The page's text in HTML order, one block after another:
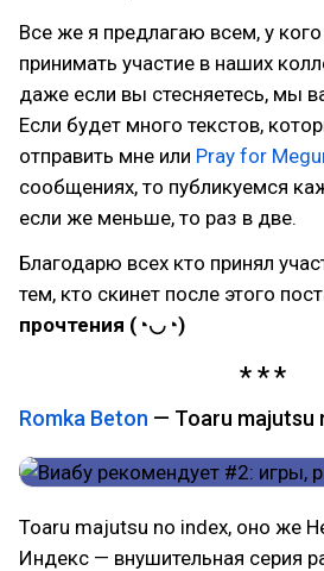
Все же я предлагаю всем, у
принимать участие в наших
даже если вы стесняетесь, мы
Если будет много текстов,
отправить мне или Pray for
сообщениях, то публикуемся
если же меньше, то раз в две.
Благодарю всех кто принял
тем, кто скинет после этого
прочтения (◔◡◔)
Romka Beton — Toaru majutsu
Toaru majutsu no index, оно же
Индекс — внушительная серия